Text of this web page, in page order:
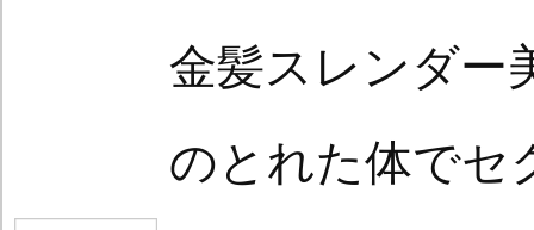
金髪スレンダー
のとれた体でセ